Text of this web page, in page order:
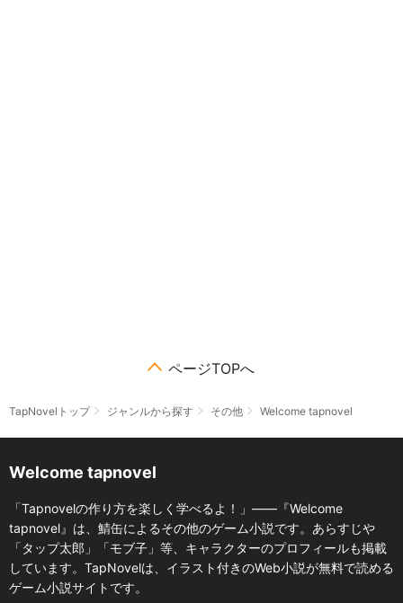
ページTOPへ
TapNovelトップ ジャンルから探す その他 Welcome tapnovel
Welcome tapnovel
「Tapnovelの作り方を楽しく学べるよ！」――『Welcome
tapnovel』は、鯖缶によるその他のゲーム小説です。あらすじや
「タップ太郎」「モブ子」等、キャラクターのプロフィールも掲載
しています。TapNovelは、イラスト付きのWeb小説が無料で読める
ゲーム小説サイトです。